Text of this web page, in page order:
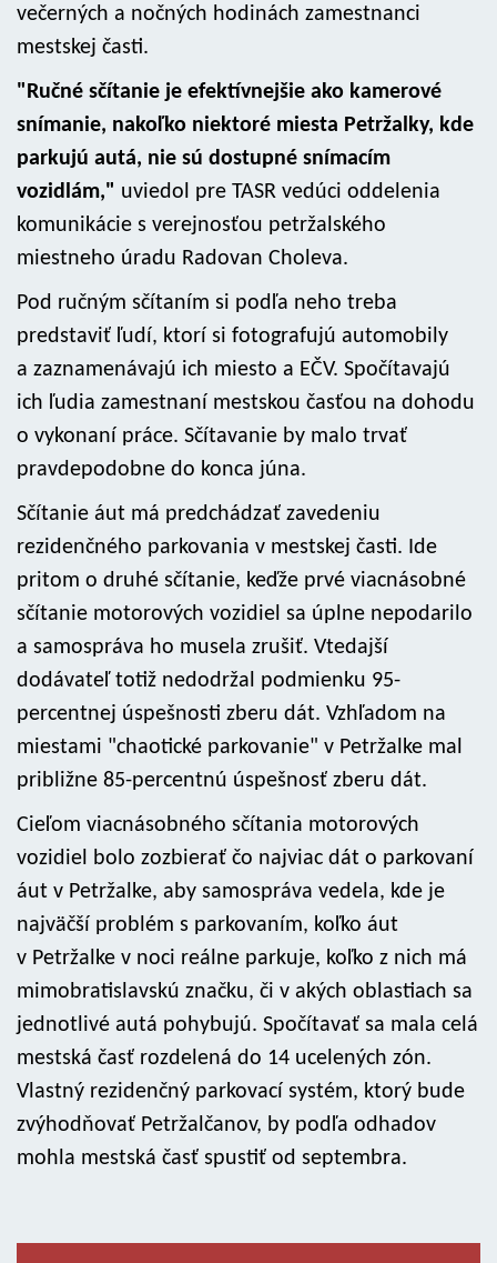
večerných a nočných hodinách zamestnanci
mestskej časti.
"Ručné sčítanie je efektívnejšie ako kamerové
snímanie, nakoľko niektoré miesta Petržalky, kde
parkujú autá, nie sú dostupné snímacím
vozidlám," uviedol pre TASR vedúci oddelenia
komunikácie s verejnosťou petržalského
miestneho úradu Radovan Choleva.
Pod ručným sčítaním si podľa neho treba
predstaviť ľudí, ktorí si fotografujú automobily
a zaznamenávajú ich miesto a EČV. Spočítavajú
ich ľudia zamestnaní mestskou časťou na dohodu
o vykonaní práce. Sčítavanie by malo trvať
pravdepodobne do konca júna.
Sčítanie áut má predchádzať zavedeniu
rezidenčného parkovania v mestskej časti. Ide
pritom o druhé sčítanie, keďže prvé viacnásobné
sčítanie motorových vozidiel sa úplne nepodarilo
a samospráva ho musela zrušiť. Vtedajší
dodávateľ totiž nedodržal podmienku 95-
percentnej úspešnosti zberu dát. Vzhľadom na
miestami "chaotické parkovanie" v Petržalke mal
približne 85-percentnú úspešnosť zberu dát.
Cieľom viacnásobného sčítania motorových
vozidiel bolo zozbierať čo najviac dát o parkovaní
áut v Petržalke, aby samospráva vedela, kde je
najväčší problém s parkovaním, koľko áut
v Petržalke v noci reálne parkuje, koľko z nich má
mimobratislavskú značku, či v akých oblastiach sa
jednotlivé autá pohybujú. Spočítavať sa mala celá
mestská časť rozdelená do 14 ucelených zón.
Vlastný rezidenčný parkovací systém, ktorý bude
zvýhodňovať Petržalčanov, by podľa odhadov
mohla mestská časť spustiť od septembra.